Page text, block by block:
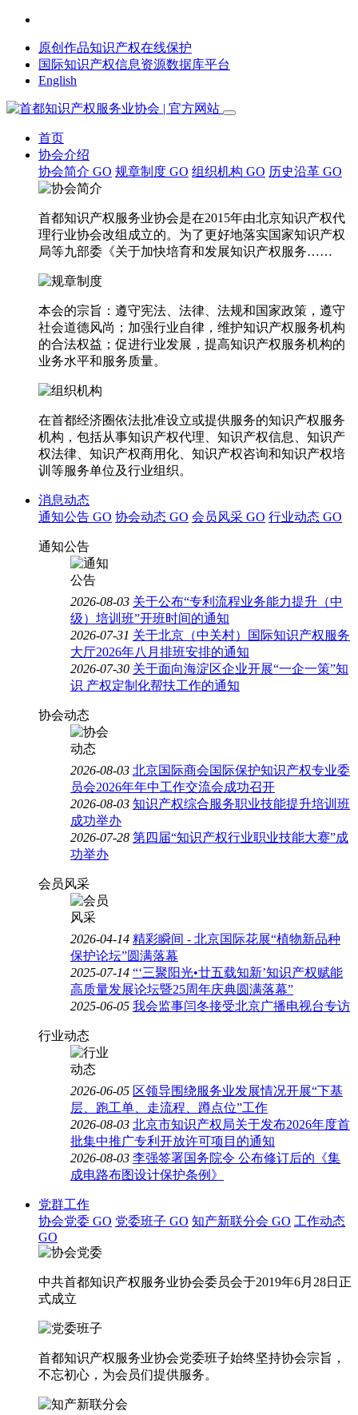
原创作品知识产权在线保护
国际知识产权信息资源数据库平台
English
首页
协会介绍
协会简介 GO 规章制度 GO 组织机构 GO 历史沿革 GO
首都知识产权服务业协会是在2015年由北京知识产权代
理行业协会改组成立的。为了更好地落实国家知识产权
局等九部委《关于加快培育和发展知识产权服务……
本会的宗旨：遵守宪法、法律、法规和国家政策，遵守
社会道德风尚；加强行业自律，维护知识产权服务机构
的合法权益；促进行业发展，提高知识产权服务机构的
业务水平和服务质量。
在首都经济圈依法批准设立或提供服务的知识产权服务
机构，包括从事知识产权代理、知识产权信息、知识产
权法律、知识产权商用化、知识产权咨询和知识产权培
训等服务单位及行业组织。
消息动态
通知公告 GO 协会动态 GO 会员风采 GO 行业动态 GO
通知公告
2026-08-03 关于公布“专利流程业务能力提升（中
级）培训班”开班时间的通知
2026-07-31 关于北京（中关村）国际知识产权服务
大厅2026年八月排班安排的通知
2026-07-30 关于面向海淀区企业开展“一企一策”知
识 产权定制化帮扶工作的通知
协会动态
2026-08-03 北京国际商会国际保护知识产权专业委
员会2026年年中工作交流会成功召开
2026-08-03 知识产权综合服务职业技能提升培训班
成功举办
2026-07-28 第四届“知识产权行业职业技能大赛”成
功举办
会员风采
2026-04-14 精彩瞬间 - 北京国际花展“植物新品种
保护论坛”圆满落幕
2025-07-14 “‘三聚阳光•廿五载知新’知识产权赋能
高质量发展论坛暨25周年庆典圆满落幕”
2025-06-05 我会监事闫冬接受北京广播电视台专访
行业动态
2026-06-05 区领导围绕服务业发展情况开展“下基
层、跑工单、走流程、蹲点位”工作
2026-08-03 北京市知识产权局关于发布2026年度首
批集中推广专利开放许可项目的通知
2026-08-03 李强签署国务院令 公布修订后的《集
成电路布图设计保护条例》
党群工作
协会党委 GO 党委班子 GO 知产新联分会 GO 工作动态
GO
中共首都知识产权服务业协会委员会于2019年6月28日正
式成立
首都知识产权服务业协会党委班子始终坚持协会宗旨，
不忘初心，为会员们提供服务。